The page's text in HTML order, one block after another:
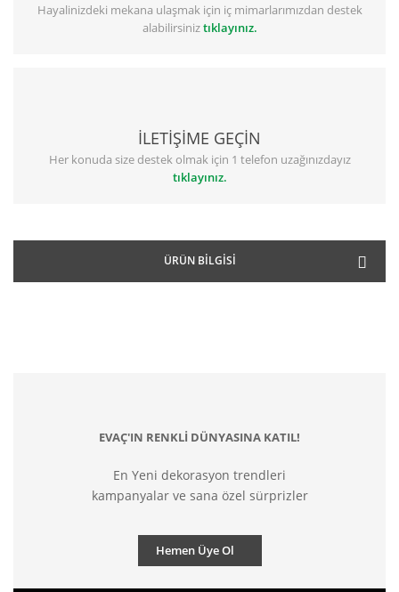
Hayalinizdeki mekana ulaşmak için iç mimarlarımızdan destek
alabilirsiniztıklayınız.
İLETİŞİME GEÇİN
Her konuda size destek olmak için 1 telefon uzağınızdayız
tıklayınız.
ÜRÜN BILGISI
EVAÇ'IN RENKLİ DÜNYASINA KATIL!
En Yeni dekorasyon trendleri
kampanyalar ve sana özel sürprizler
Hemen Üye Ol